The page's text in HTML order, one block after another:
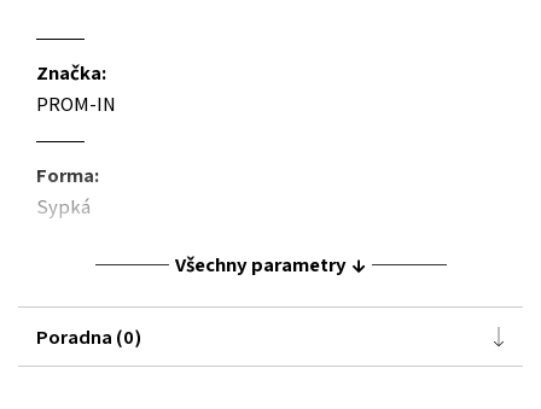
Značka:
PROM-IN
Forma:
Sypká
Všechny parametry
Poradna (0)